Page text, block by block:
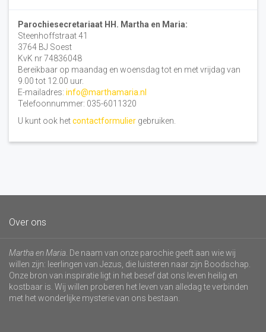
Parochiesecretariaat HH. Martha en Maria:
Steenhoffstraat 41
3764 BJ Soest
KvK nr 74836048
Bereikbaar op maandag en woensdag tot en met vrijdag van
9.00 tot 12.00 uur.
E-mailadres: info@marthamaria.nl
Telefoonnummer: 035-6011320
U kunt ook hetcontactformulier gebruiken.
Over ons
Martha en Maria . De naam van onze parochie geeft aan wie wij
willen zijn: leerlingen van Jezus, die luisteren naar zijn Boodschap.
Onze bron van inspiratie ligt in het besef dat ons leven heilig en
kostbaar is. Wij willen proberen het leven van alledag te verbinden
met het wonderlijke mysterie van ons bestaan.